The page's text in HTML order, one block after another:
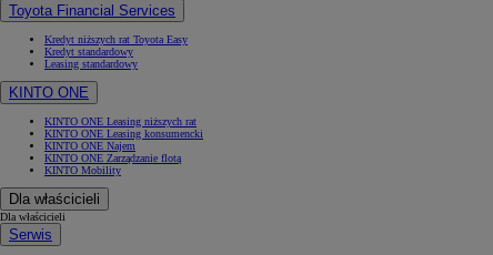
Toyota Financial Services
Kredyt niższych rat Toyota Easy
Kredyt standardowy
Leasing standardowy
KINTO ONE
KINTO ONE Leasing niższych rat
KINTO ONE Leasing konsumencki
KINTO ONE Najem
KINTO ONE Zarządzanie flotą
KINTO Mobility
Dla właścicieli
Dla właścicieli
Serwis